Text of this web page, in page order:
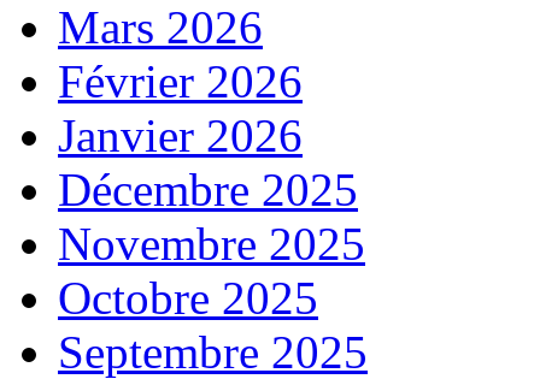
Mars 2026
Février 2026
Janvier 2026
Décembre 2025
Novembre 2025
Octobre 2025
Septembre 2025